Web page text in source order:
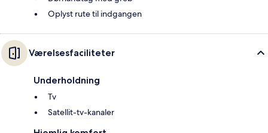
Oplyst rute til indgangen
Værelsesfaciliteter
Underholdning
Tv
Satellit-tv-kanaler